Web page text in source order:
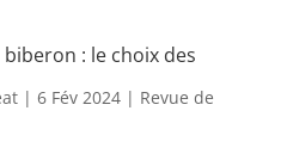
: le choix des
| 6 Fév 2024| Revue de